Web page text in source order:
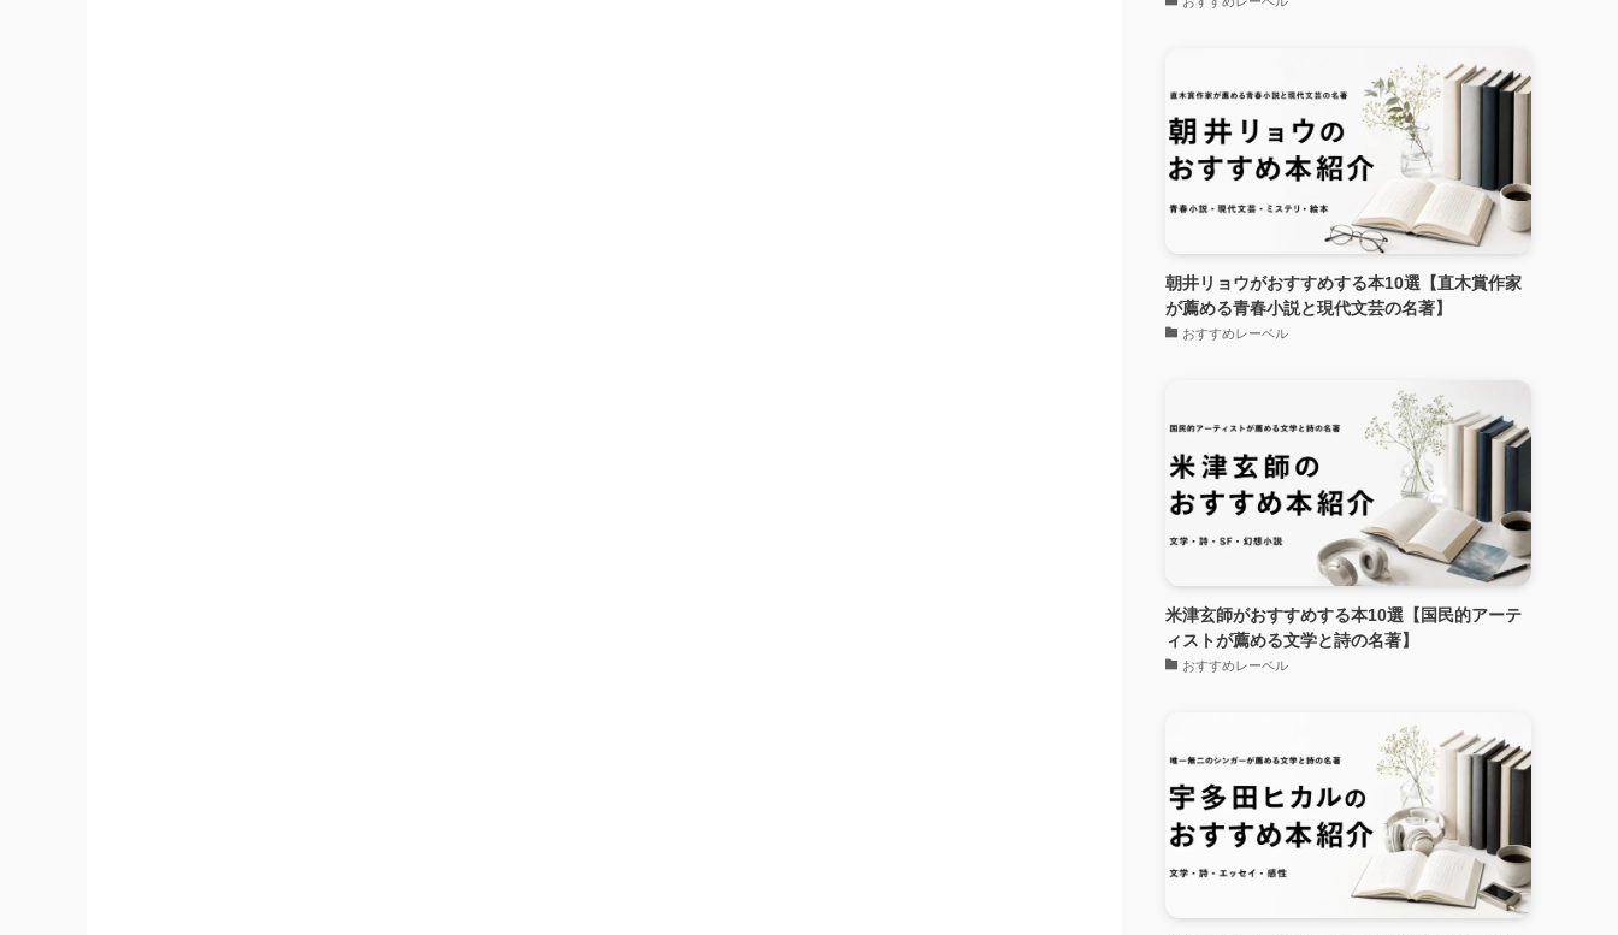
朝井リョウがおすすめする本10選【直木賞作家
が薦める青春小説と現代文芸の名著】
おすすめレーベル
米津玄師がおすすめする本10選【国民的アーテ
ィストが薦める文学と詩の名著】
おすすめレーベル